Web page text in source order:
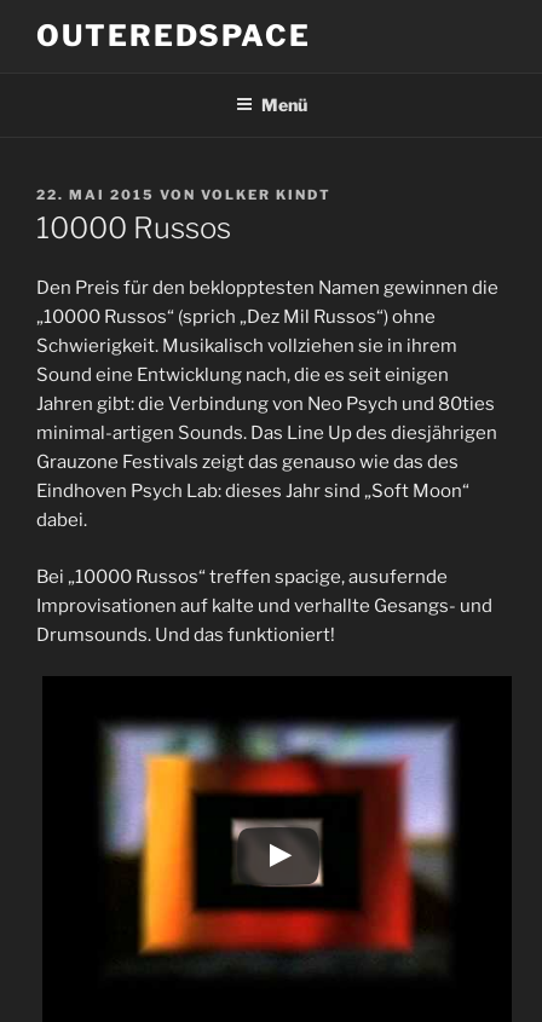
InhaltOUTEREDSPACE
Menü
VERÖFFENTLICHT
AM
22. MAI 2015 VON VOLKER KINDT
10000 Russos
Den Preis für den beklopptesten Namen gewinnen die
„10000 Russos“ (sprich „Dez Mil Russos“) ohne
Schwierigkeit. Musikalisch vollziehen sie in ihrem
Sound eine Entwicklung nach, die es seit einigen
Jahren gibt: die Verbindung von Neo Psych und 80ties
minimal-artigen Sounds. Das Line Up des diesjährigen
Grauzone Festivals zeigt das genauso wie das des
Eindhoven Psych Lab: dieses Jahr sind „Soft Moon“
dabei.
Bei „10000 Russos“ treffen spacige, ausufernde
Improvisationen auf kalte und verhallte Gesangs- und
Drumsounds. Und das funktioniert!